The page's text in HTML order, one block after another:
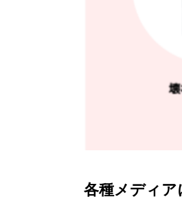
各種メディア